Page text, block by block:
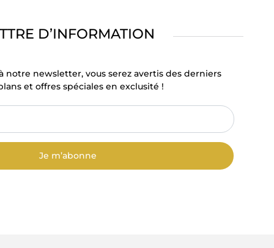
D’INFORMATION
notre newsletter, vous serez avertis des derniers
et offres spéciales en exclusité !
Je m’abonne